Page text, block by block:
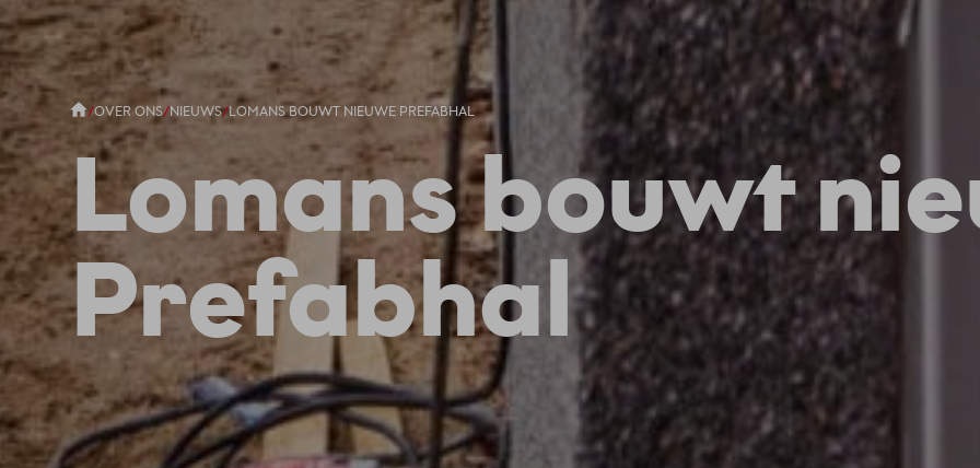
/OVER ONS/NIEUWS/LOMANS BOUWT NIEUWE PREFABHAL
Lomans bouwt
Prefabhal